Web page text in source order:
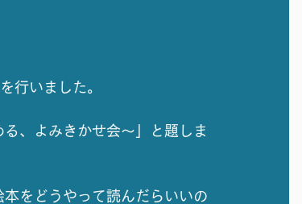
行いました。
、よみきかせ会～」と題しま
をどうやって読んだらいいの